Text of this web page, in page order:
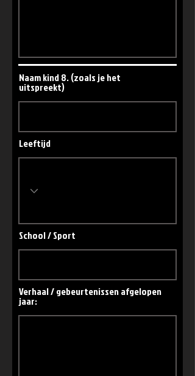
Naam kind 8. (zoals je het
uitspreekt)
Leeftijd
School / Sport
Verhaal / gebeurtenissen afgelopen
jaar: